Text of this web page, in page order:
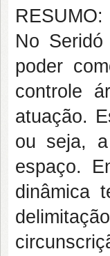
RESUMO:
No
poder
controle
atuação.
ou seja,
espaço.
dinâmica